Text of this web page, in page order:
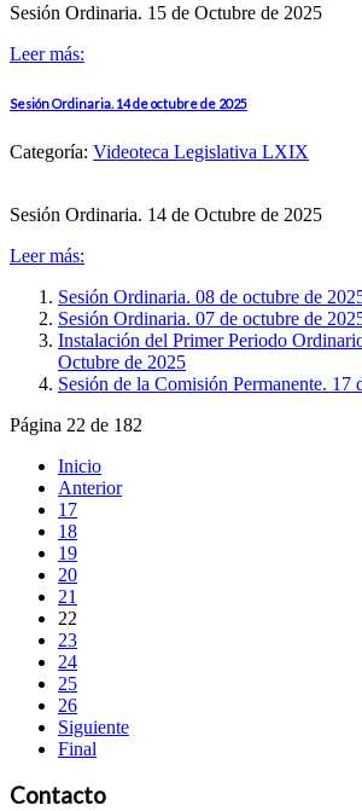
Sesión Ordinaria. 15 de Octubre de 2025
Leer más:
Sesión Ordinaria. 14 de octubre de 2025
Categoría: Videoteca Legislativa LXIX
Sesión Ordinaria. 14 de Octubre de 2025
Leer más:
Sesión Ordinaria. 08 de octubre de
Sesión Ordinaria. 07 de octubre de
Instalación del Primer Periodo
Octubre de 2025
Sesión de la Comisión Permanente. 17
Página 22 de 182
Inicio
Anterior
17
18
19
20
21
22
23
24
25
26
Siguiente
Final
Contacto